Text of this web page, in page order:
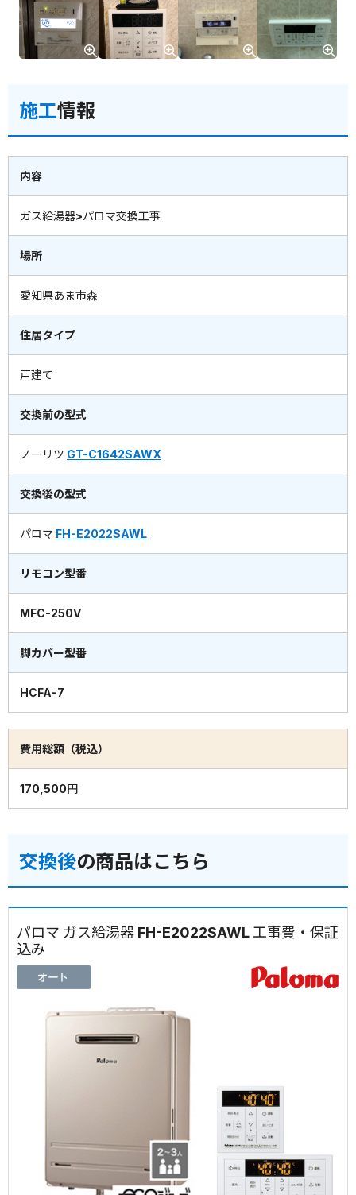
施工情報
内容
ガス給湯器>パロマ交換工事
場所
愛知県あま市森
住居タイプ
戸建て
交換前の型式
ノーリツ GT-C1642SAWX
交換後の型式
パロマ FH-E2022SAWL
リモコン型番
MFC-250V
脚カバー型番
HCFA-7
費用総額（税込）
170,500円
交換後の商品はこちら
パロマ ガス給湯器 FH-E2022SAWL 工事費・保証
込み